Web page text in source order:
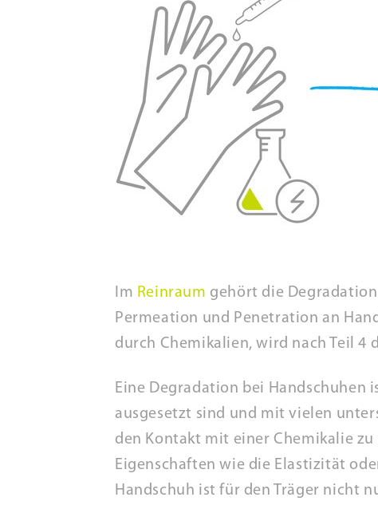
Im Reinraum gehört die
Permeation und Penetration an
durch Chemikalien, wird nach Teil 4
Eine Degradation bei Handschuhen
ausgesetzt sind und mit vielen
den Kontakt mit einer Chemikalie
Eigenschaften wie die Elastizität
Handschuh ist für den Träger nicht